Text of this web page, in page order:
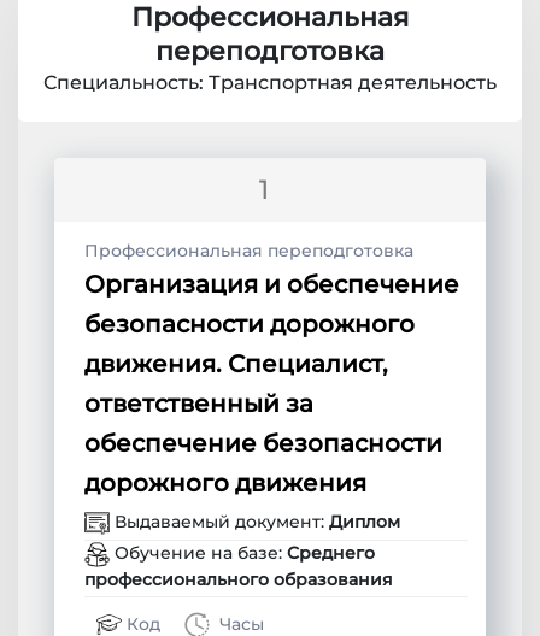
Профессиональная
переподготовка
Специальность: Транспортная деятельность
1
Профессиональная переподготовка
Организация и обеспечение
безопасности дорожного
движения. Специалист,
ответственный за
обеспечение безопасности
дорожного движения
Выдаваемый документ: Диплом
Обучение на базе: Среднего
профессионального образования
Код Часы